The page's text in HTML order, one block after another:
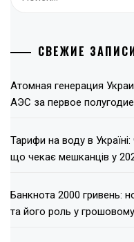
СВЕЖИЕ
Атомная генерация
АЭС за первое
Тарифи на воду в
що чекає мешканців у
Банкнота 2000 гривень:
та його роль у грошовому